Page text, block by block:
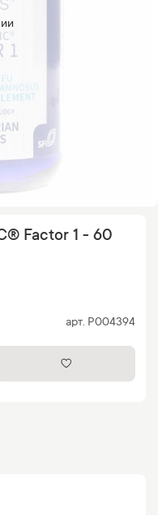
арт. P004394
Factor 1 - 60